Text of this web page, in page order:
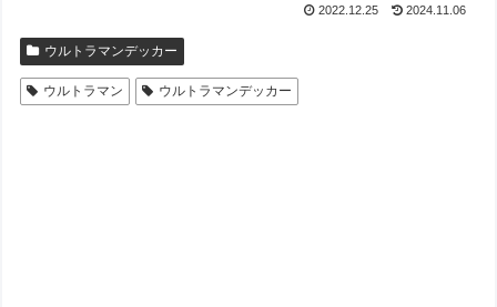
2022.12.25 2024.11.06
ウルトラマンデッカー
ウルトラマン ウルトラマンデッカー